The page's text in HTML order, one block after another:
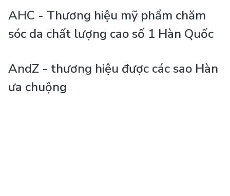
AHC - Thương hiệu mỹ phẩm chăm
sóc da chất lượng cao số 1 Hàn Quốc
AndZ - thương hiệu được các sao Hàn
ưa chuộng